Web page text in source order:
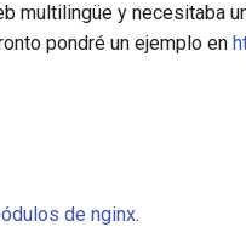
multilingüe y necesitaba
pondré un ejemplo en
de nginx.